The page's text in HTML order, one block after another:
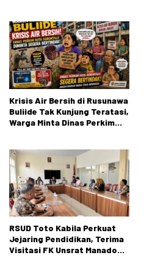
Negeri 1 Kabila
Krisis Air Bersih di Rusunawa
Buliide Tak Kunjung Teratasi,
Warga Minta Dinas Perkim
RSUD Toto Kabila Perkuat
Jejaring Pendidikan, Terima
Visitasi FK Unsrat Manado